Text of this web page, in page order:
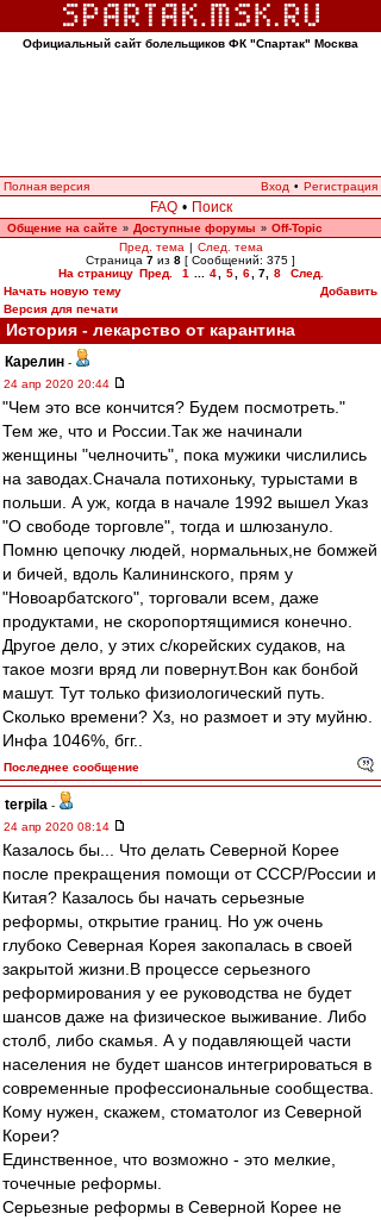
Официальный сайт болельщиков ФК "Спартак" Москва
Полная версия Вход • Регистрация
FAQ • Поиск
Общение на сайте » Доступные форумы » Off-Topic
Пред. тема | След. тема
Страница 7 из 8 [ Сообщений: 375 ]
На страницу Пред. 1 4 5 6 7, 8
След.
Начать новую тему
Добавить
Версия для печати
История - лекарство от карантина
Карелин -
24 апр 2020 20:44
"Чем это все кончится? Будем посмотреть."
Тем же, что и России.Так же начинали
женщины "челночить", пока мужики числились
на заводах.Сначала потихоньку, турыстами в
польши. А уж, когда в начале 1992 вышел Указ
"О свободе торговле", тогда и шлюзануло.
Помню цепочку людей, нормальных,не бомжей
и бичей, вдоль Калининского, прям у
"Новоарбатского", торговали всем, даже
продуктами, не скоропортящимися конечно.
Другое дело, у этих с/корейских судаков, на
такое мозги вряд ли повернут.Вон как бонбой
машут. Тут только физиологический путь.
Сколько времени? Хз, но размоет и эту муйню.
Инфа 1046%, бгг..
Последнее сообщение
terpila -
24 апр 2020 08:14
Казалось бы... Что делать Северной Корее
после прекращения помощи от СССР/России и
Китая? Казалось бы начать серьезные
реформы, открытие границ. Но уж очень
глубоко Северная Корея закопалась в своей
закрытой жизни.В процессе серьезного
реформирования у ее руководства не будет
шансов даже на физическое выживание. Либо
столб, либо скамья. А у подавляющей части
населения не будет шансов интегрироваться в
современные профессиональные сообщества.
Кому нужен, скажем, стоматолог из Северной
Кореи?
Единственное, что возможно - это мелкие,
точечные реформы.
Серьезные реформы в Северной Корее не